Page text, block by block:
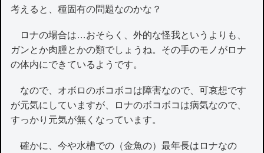
考えると、種固有の問題なのかな？
ロナの場合は…おそらく、外的な怪我というよりも、
ガンとか肉腫とかの類でしょうね。その手のモノがロナ
の体内にできているようです。
なので、オボロのボコボコは障害なので、可哀想です
が元気にしていますが、ロナのボコボコは病気なので、
すっかり元気が無くなっています。
確かに、今や水槽での（金魚の）最年長はロナなの